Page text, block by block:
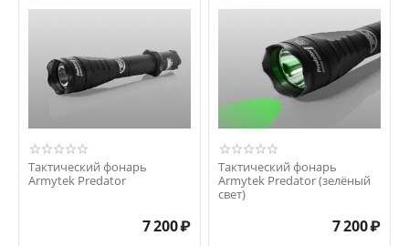
Тактический фонарь
Armytek Predator
7 200₽
Тактический фонарь
Armytek Predator (зелёный
свет)
7 200₽